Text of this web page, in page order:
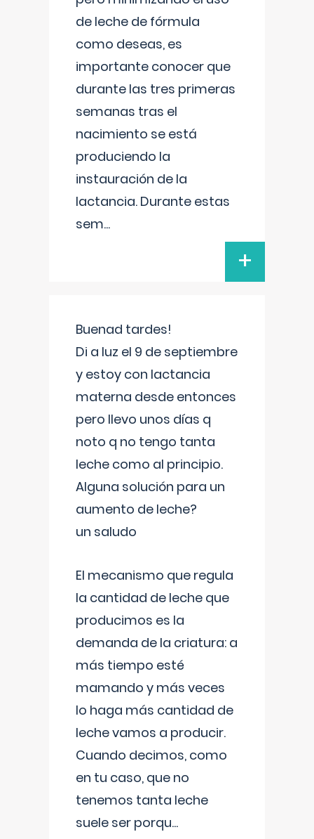
de leche de fórmula
como deseas, es
importante conocer que
durante las tres primeras
semanas tras el
nacimiento se está
produciendo la
instauración de la
lactancia. Durante estas
sem...
+
Buenad tardes!
Di a luz el 9 de septiembre
y estoy con lactancia
materna desde entonces
pero llevo unos días q
noto q no tengo tanta
leche como al principio.
Alguna solución para un
aumento de leche?
un saludo
El mecanismo que regula
la cantidad de leche que
producimos es la
demanda de la criatura: a
más tiempo esté
mamando y más veces
lo haga más cantidad de
leche vamos a producir.
Cuando decimos, como
en tu caso, que no
tenemos tanta leche
suele ser porqu...